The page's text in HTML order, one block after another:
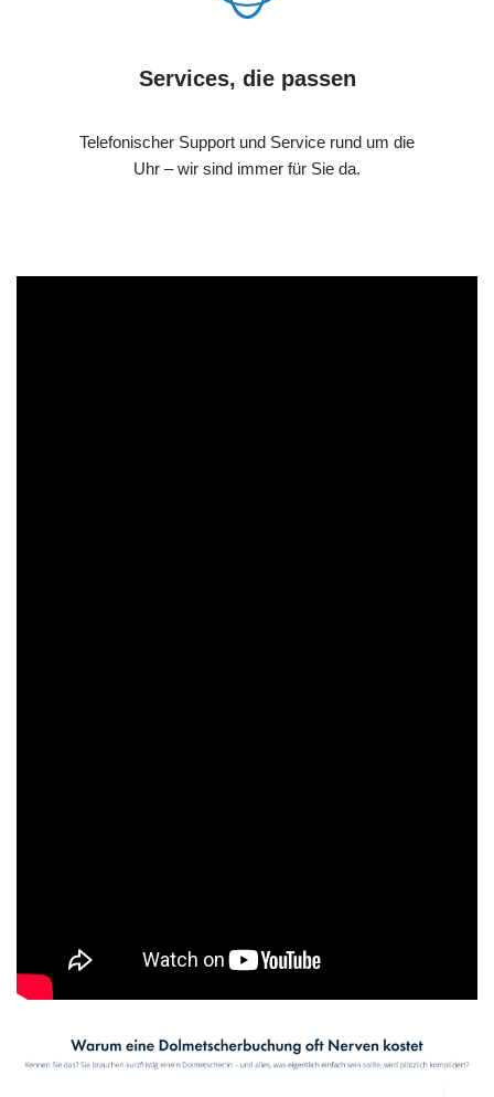
Services, die passen
Telefonischer Support und Service rund um die
Uhr – wir sind immer für Sie da.